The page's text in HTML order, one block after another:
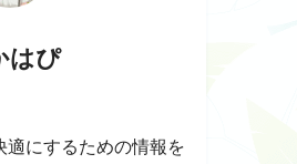
はぴ
適にするための情報を